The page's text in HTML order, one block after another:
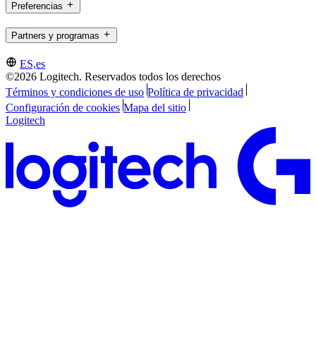
Preferencias
Partners y programas
ES,es
©2026 Logitech. Reservados todos los derechos
Términos y condiciones de uso Política de privacidad
Configuración de cookies Mapa del sitio
Logitech